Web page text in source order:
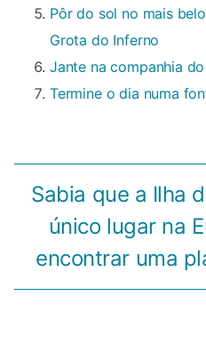
Pôr do sol no mais
Grota do Inferno
Jante na companhia
Termine o dia numa
Sabia que a Ilha
único lugar na
encontrar uma